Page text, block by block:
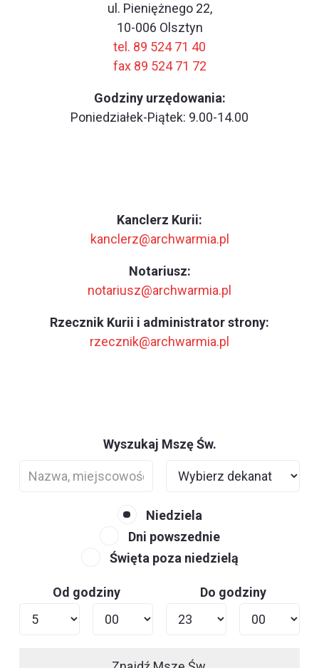
ul. Pieniężnego 22,
10-006 Olsztyn
tel. 89 524 71 40
fax 89 524 71 72
Godziny urzędowania:
Poniedziałek-Piątek: 9.00-14.00
Kanclerz Kurii:
kanclerz@archwarmia.pl
Notariusz:
notariusz@archwarmia.pl
Rzecznik Kurii i administrator strony:
rzecznik@archwarmia.pl
Wyszukaj Mszę Św.
Niedziela
Dni powszednie
Święta poza niedzielą
Od godziny Do godziny